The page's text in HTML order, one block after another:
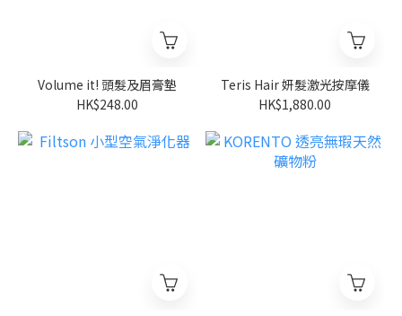
Volume it! 頭髮及眉膏墊
HK$248.00
Teris Hair 妍髮激光按摩儀
HK$1,880.00